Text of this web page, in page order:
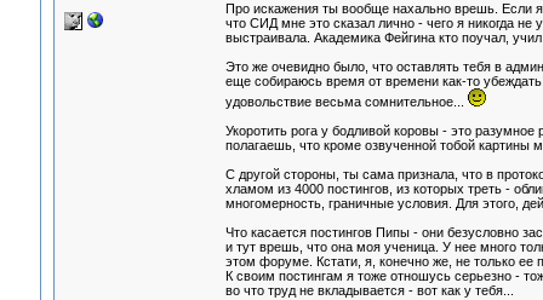
Про искажения ты вообще нахально врешь. Если
что СИД мне это сказал лично - чего я никогда
выстраивала. Академика Фейгина кто поучал,
Это же очевидно было, что оставлять тебя в
еще собираюсь время от времени как-то
удовольствие весьма сомнительное...
Укоротить рога у бодливой коровы - это
полагаешь, что кроме озвученной тобой картины
С другой стороны, ты сама признала, что в
хламом из 4000 постингов, из которых треть -
многомерность, граничные условия. Для этого,
Что касается постингов Пипы - они безусловно
и тут врешь, что она моя ученица. У нее много
этом форуме. Кстати, я, конечно же, не только ее
К своим постингам я тоже отношусь серьезно -
во что труд не вкладывается - вот как у тебя...